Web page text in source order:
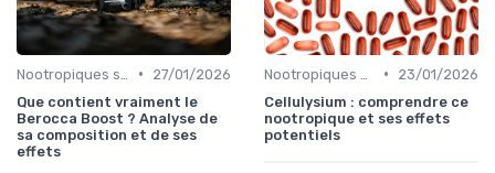
•
27/01/2026
Que contient vraiment le
Berocca Boost ? Analyse de
sa composition et de ses
effets
•
23/01/2026
Cellulysium : comprendre ce
nootropique et ses effets
potentiels